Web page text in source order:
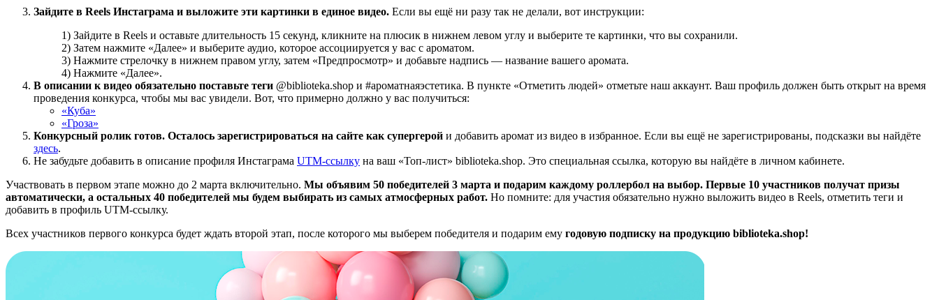
Зайдите в Reels Инстаграма и выложите эти картинки в единое видео. Если вы ещё ни разу так не делали, вот инструкции:
1) Зайдите в Reels и оставьте длительность 15 секунд, кликните на плюсик в нижнем левом углу и выберите те картинки, что вы сохранили.
2) Затем нажмите «Далее» и выберите аудио, которое ассоциируется у вас с ароматом.
3) Нажмите стрелочку в нижнем правом углу, затем «Предпросмотр» и добавьте надпись — название вашего аромата.
4) Нажмите «Далее».
В описании к видео обязательно поставьте теги @biblioteka.shop и #ароматнаяэстетика. В пункте «Отметить людей» отметьте наш аккаунт. Ваш профиль должен быть открыт на время
проведения конкурса, чтобы мы вас увидели. Вот, что примерно должно у вас получиться:
«Куба»
«Гроза»
Конкурсный ролик готов. Осталось зарегистрироваться на сайте как супергерой и добавить аромат из видео в избранное. Если вы ещё не зарегистрированы, подсказки вы найдёте
здесь.
Не забудьте добавить в описание профиля Инстаграма UTM-ссылку на ваш «Топ-лист» biblioteka.shop. Это специальная ссылка, которую вы найдёте в личном кабинете.
Участвовать в первом этапе можно до 2 марта включительно. Мы объявим 50 победителей 3 марта и подарим каждому роллербол на выбор. Первые 10 участников получат призы
автоматически, а остальных 40 победителей мы будем выбирать из самых атмосферных работ. Но помните: для участия обязательно нужно выложить видео в Reels, отметить теги и
добавить в профиль UTM-ссылку.
Всех участников первого конкурса будет ждать второй этап, после которого мы выберем победителя и подарим ему годовую подписку на продукцию biblioteka.shop!